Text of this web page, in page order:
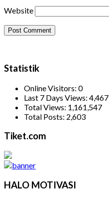
Website
Statistik
Online Visitors: 0
Last 7 Days Views: 4,467
Total Views: 1,161,547
Total Posts: 2,603
Tiket.com
HALO MOTIVASI